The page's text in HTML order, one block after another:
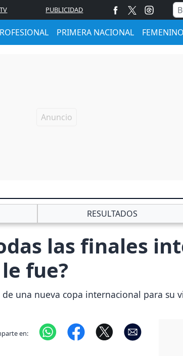
PUBLICIDAD
PRIMERA NACIONAL FEMENINO
RESULTADOS
las finales
fue?
una nueva copa internacional para su
en: